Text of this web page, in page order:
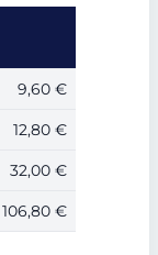
9,60 €
12,80 €
32,00 €
106,80 €